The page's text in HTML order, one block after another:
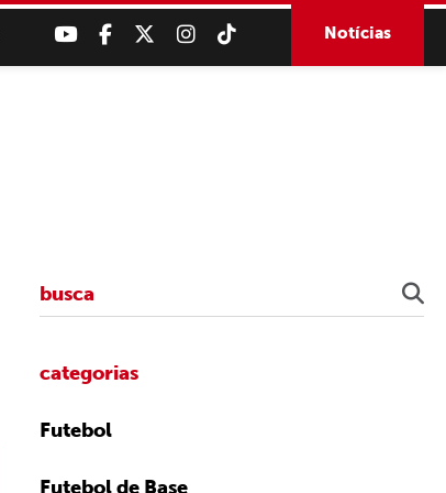
Notícias
categorias
Futebol
Futebol de Base